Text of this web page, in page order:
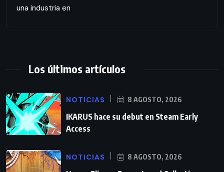
una industria en
Los últimos artículos
NOTICIAS 8 AGOSTO, 2026
IKARUS hace su debut en Steam Early
Access
NOTICIAS 8 AGOSTO, 2026